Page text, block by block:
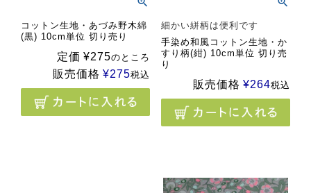
コットン生地・あづみ野木綿
(黒) 10cm単位 切り売り
定価 ¥275のところ
販売価格 ¥275税込
細かい絣柄は便利です
手染め和風コットン生地・か
すり柄(紺) 10cm単位 切り売
り
販売価格 ¥264税込